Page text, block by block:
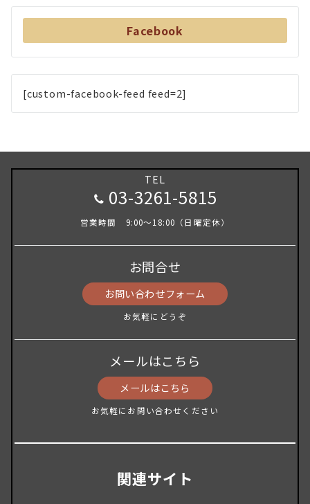
Facebook
[custom-facebook-feed feed=2]
TEL
03-3261-5815
営業時間 9:00～18:00（日曜定休）
お問合せ
お問い合わせフォーム
お気軽にどうぞ
メールはこちら
メールはこちら
お気軽にお問い合わせください
関連サイト